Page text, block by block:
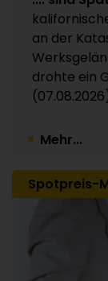
Partners /
an der
drohte ein
Mehr...
Spotpreis-